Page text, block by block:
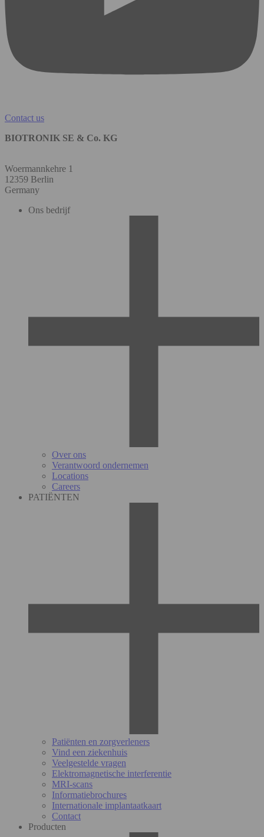
Contact us
BIOTRONIK SE & Co. KG
Woermannkehre 1
12359 Berlin
Germany
Ons bedrijf
Over ons
Verantwoord ondernemen
Locations
Careers
PATIËNTEN
Patiënten en zorgverleners
Vind een ziekenhuis
Veelgestelde vragen
Elektromagnetische interferentie
MRI-scans
Informatiebrochures
Internationale implantaatkaart
Contact
Producten